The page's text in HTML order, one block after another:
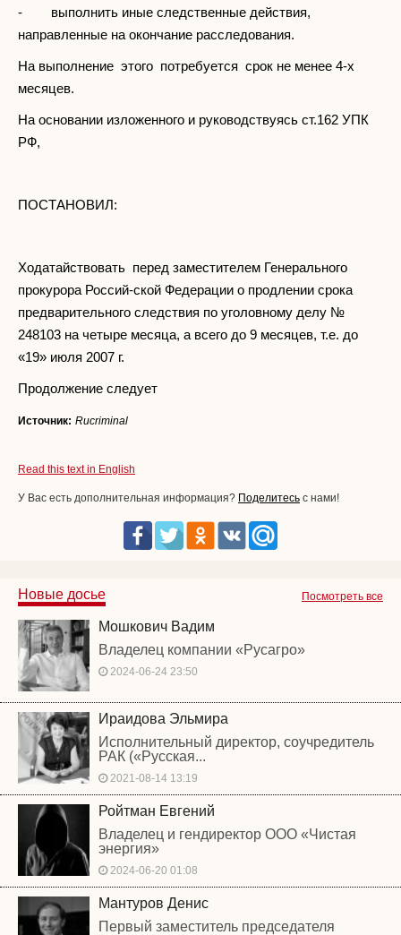
- выполнить иные следственные действия,
направленные на окончание расследования.
На выполнение этого потребуется срок не менее 4-х
месяцев.
На основании изложенного и руководствуясь ст.162 УПК
РФ,
ПОСТАНОВИЛ:
Ходатайствовать перед заместителем Генерального
прокурора Россий-ской Федерации о продлении срока
предварительного следствия по уголовному делу №
248103 на четыре месяца, а всего до 9 месяцев, т.е. до
«19» июля 2007 г.
Продолжение следует
Источник: Rucriminal
Read this text in English
У Вас есть дополнительная информация? Поделитесь с нами!
Посмотреть все
Новые досье
Мошкович Вадим
Владелец компании «Русагро»
2024-06-24 23:50
Ираидова Эльмира
Исполнительный директор, соучредитель
РАК («Русская...
2021-08-14 13:19
Ройтман Евгений
Владелец и гендиректор ООО «Чистая
энергия»
2024-06-20 01:08
Мантуров Денис
Первый заместитель председателя